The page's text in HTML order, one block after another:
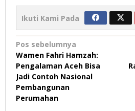
Ikuti Kami Pada
Navigasi
pos
Pos sebelumnya
Wamen Fahri Hamzah:
Pengalaman Aceh Bisa
Jadi Contoh Nasional
Pembangunan
Perumahan